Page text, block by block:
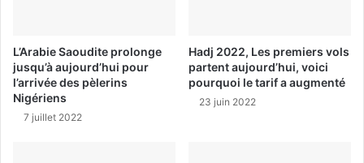
L’Arabie Saoudite prolonge
jusqu’à aujourd’hui pour
l’arrivée des pèlerins
Nigériens
7 juillet 2022
Hadj 2022, Les premiers vols
partent aujourd’hui, voici
pourquoi le tarif a augmenté
23 juin 2022